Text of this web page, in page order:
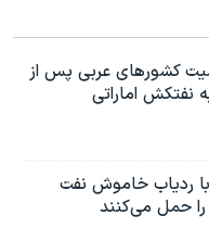
کشورهای عربی پس از
نفتکش اماراتی
با ردیاب خاموش نفت
حمل می‌کنند